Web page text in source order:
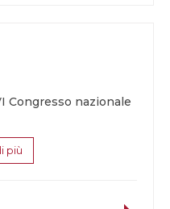
Congresso nazionale
più